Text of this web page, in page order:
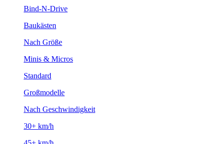
Bind-N-Drive
Baukästen
Nach Größe
Minis & Micros
Standard
Großmodelle
Nach Geschwindigkeit
30+ km/h